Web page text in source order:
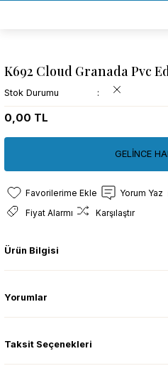
BÜTÜN
TÜRKİYE GENELİNDE
K692 Cloud Granada Pvc
Stok Durumu
0,00 TL
GELİNCE
Yorum Yaz
Fiyat Alarmı
Karşılaştır
Ürün Bilgisi
Yorumlar
Taksit Seçenekleri